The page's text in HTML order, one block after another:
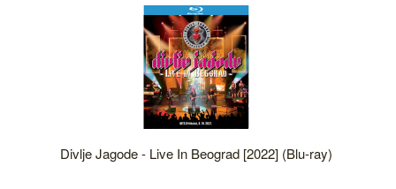
Divlje Jagode - Live In Beograd [2022] (Blu-ray)